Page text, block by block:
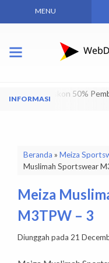
MENU
Dapatkan Diskon 50%
Beranda » Meiza
Muslimah Sportswear
Meiza
M3TPW – 3
Diunggah pada 21